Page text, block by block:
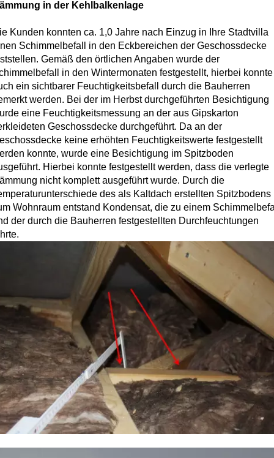
in der Kehlbalkenlage
Kunden konnten ca. 1,0 Jahre nach Einzug in Ihre Stadtvilla
Schimmelbefall in den Eckbereichen der Geschossdecke
Gemäß den örtlichen Angaben wurde der
in den Wintermonaten festgestellt, hierbei konnte
ein sichtbarer Feuchtigkeitsbefall durch die Bauherren
werden. Bei der im Herbst durchgeführten Besichtigung
eine Feuchtigkeitsmessung an der aus Gipskarton
Geschossdecke durchgeführt. Da an der
keine erhöhten Feuchtigkeitswerte festgestellt
konnte, wurde eine Besichtigung im Spitzboden
Hierbei konnte festgestellt werden, dass die verlegte
nicht komplett ausgeführt wurde. Durch die
des als Kaltdach erstellten Spitzbodens
Wohnraum entstand Kondensat, die zu einem
der durch die Bauherren festgestellten Durchfeuchtungen